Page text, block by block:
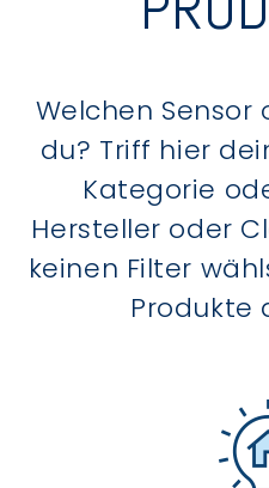
Welchen Sensor
du? Triff hier
Kategorie
Hersteller oder
keinen Filter
Produkte